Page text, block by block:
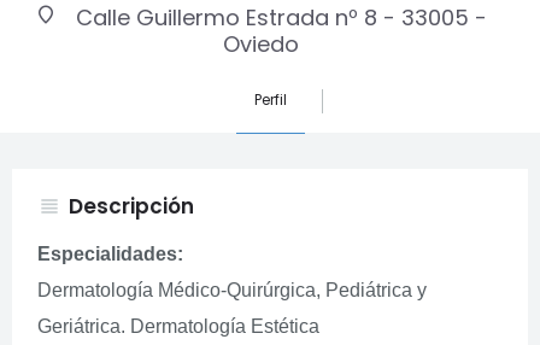
Calle Guillermo Estrada nº 8 - 33005 -
Oviedo
Perfil
view_headline Descripción
Especialidades:
Dermatología Médico-Quirúrgica, Pediátrica y
Geriátrica. Dermatología Estética